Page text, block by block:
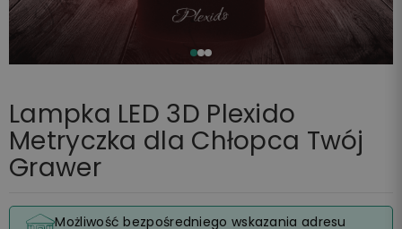
Lampka LED 3D Plexido
Metryczka dla Chłopca Twój
Grawer
Możliwość bezpośredniego wskazania adresu